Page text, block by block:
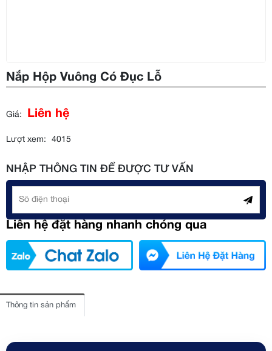
Nắp Hộp Vuông Có Đục Lỗ
Giá: Liên hệ
Lượt xem: 4015
NHẬP THÔNG TIN ĐỂ ĐƯỢC TƯ VẤN
Liên hệ đặt hàng nhanh chóng qua
Thông tin sản phẩm